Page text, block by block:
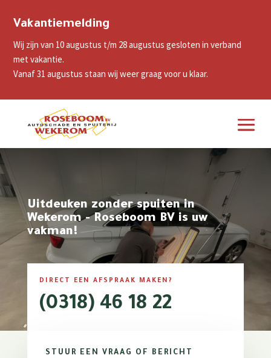
Vakantiemelding
Wij zijn van 10 augustus t/m 28 augustus gesloten in verband
met vakantie.
Vanaf 31 augustus staan wij weer graag voor u klaar.
Uitdeuken zonder spuiten in
Wekerom - Roseboom BV is uw
vakman!
DIRECT EEN AFSPRAAK MAKEN?
(0318) 46 18 22
STUUR EEN VRAAG OF BERICHT